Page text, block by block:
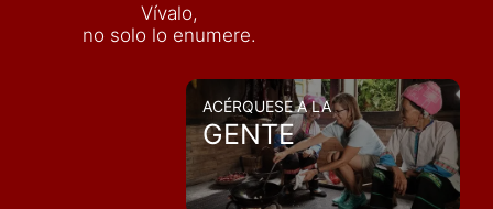
Vívalo,
no solo lo enumere.
ACÉRQUESE A LA
GENTE